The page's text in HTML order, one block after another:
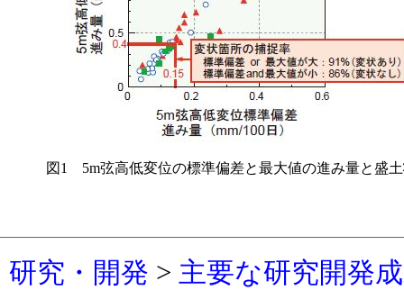
図1 5m弦高低変位の標準偏差と最大値の進み量と盛
研究・開発 > 主要な研究開発